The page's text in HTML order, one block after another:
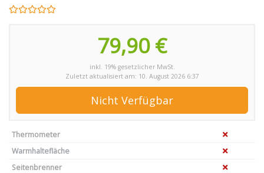
79,90 €
inkl. 19% gesetzlicher MwSt.
Zuletzt aktualisiert am: 10. August 2026 6:37
Nicht Verfügbar
Thermometer
Warmhaltefläche
Seitenbrenner